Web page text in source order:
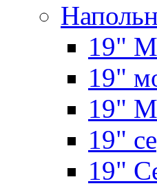
19"
19"
19"
19"
19"